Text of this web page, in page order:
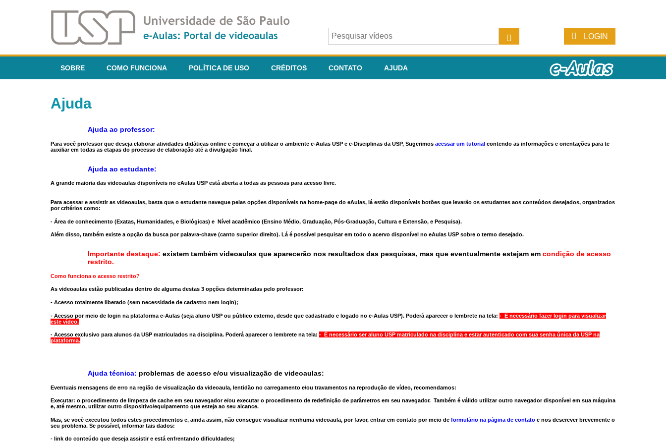
LOGIN
SOBRE COMO FUNCIONA POLÍTICA DE USO CRÉDITOS CONTATO AJUDA
Ajuda
Ajuda ao professor:
Para você professor que deseja elaborar atividades didáticas online e começar a utilizar o ambiente e-Aulas USP e e-Disciplinas da USP, Sugerimos acessar um tutorial contendo as informações e orientações para te
auxiliar em todas as etapas do processo de elaboração até a divulgação final.
Ajuda ao estudante:
A grande maioria das videoaulas disponíveis no eAulas USP está aberta a todas as pessoas para acesso livre.
Para acessar e assistir as videoaulas, basta que o estudante navegue pelas opções disponíveis na home-page do eAulas, lá estão disponíveis botões que levarão os estudantes aos conteúdos desejados, organizados
por critérios como:
- Área de conhecimento (Exatas, Humanidades, e Biológicas) e Nível acadêmico (Ensino Médio, Graduação, Pós-Graduação, Cultura e Extensão, e Pesquisa).
Além disso, também existe a opção da busca por palavra-chave (canto superior direito). Lá é possível pesquisar em todo o acervo disponível no eAulas USP sobre o termo desejado.
Importante destaque: existem também videoaulas que aparecerão nos resultados das pesquisas, mas que eventualmente estejam em condição de acesso
restrito.
Como funciona o acesso restrito?
As videoaulas estão publicadas dentro de alguma destas 3 opções determinadas pelo professor:
- Acesso totalmente liberado (sem necessidade de cadastro nem login);
- Acesso por meio de login na plataforma e-Aulas (seja aluno USP ou público externo, desde que cadastrado e logado no e-Aulas USP). Poderá aparecer o lembrete na tela: - É necessário fazer login para visualizar
este vídeo.
- Acesso exclusivo para alunos da USP matriculados na disciplina. Poderá aparecer o lembrete na tela: - É necessário ser aluno USP matriculado na disciplina e estar autenticado com sua senha única da USP na
plataforma.
Ajuda técnica: problemas de acesso e/ou visualização de videoaulas:
Eventuais mensagens de erro na região de visualização da videoaula, lentidão no carregamento e/ou travamentos na reprodução de vídeo, recomendamos:
Executar: o procedimento de limpeza de cache em seu navegador e/ou executar o procedimento de redefinição de parâmetros em seu navegador. Também é válido utilizar outro navegadordisponível em sua máquina
e, até mesmo, utilizar outro dispositivo/equipamento que esteja ao seu alcance.
Mas, se você executou todos estes procedimentos e, ainda assim, não consegue visualizar nenhuma videoaula, por favor, entrar em contato por meio de formulário na página de contato e nos descrever brevemente o
seu problema. Se possível, informar tais dados:
- link do conteúdo que deseja assistir e está enfrentando dificuldades;